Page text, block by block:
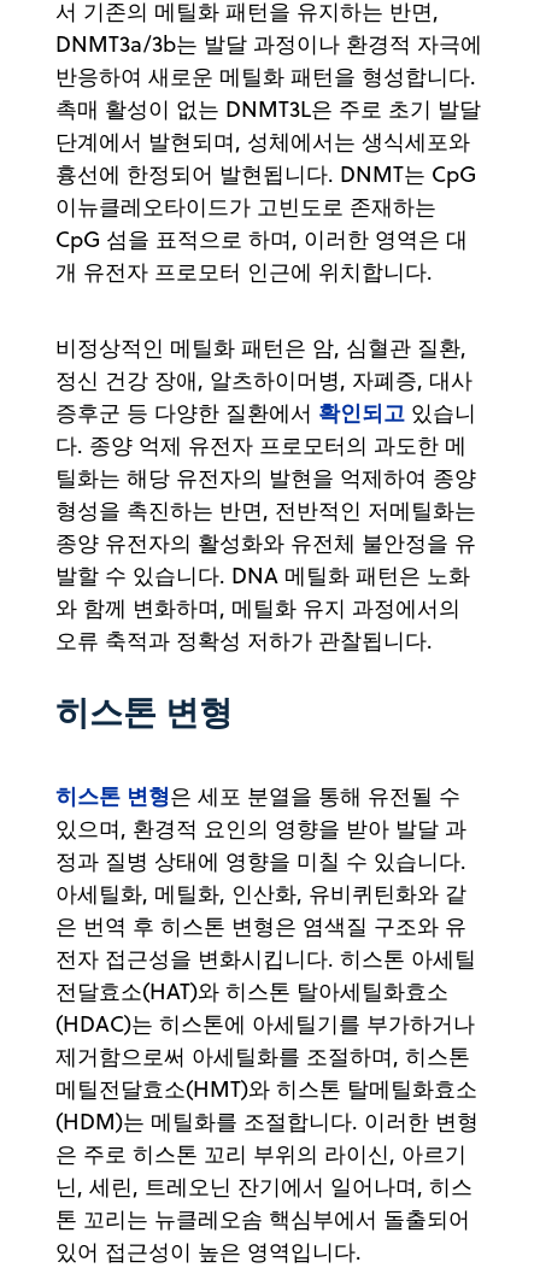
서 기존의 메틸화 패턴을 유지하는 반면,
DNMT3a/3b는 발달 과정이나 환경적 자극에
반응하여 새로운 메틸화 패턴을 형성합니다.
촉매 활성이 없는 DNMT3L은 주로 초기 발달
단계에서 발현되며, 성체에서는 생식세포와
흉선에 한정되어 발현됩니다. DNMT는 CpG
이뉴클레오타이드가 고빈도로 존재하는
CpG 섬을 표적으로 하며, 이러한 영역은 대
개 유전자 프로모터 인근에 위치합니다.
비정상적인 메틸화 패턴은 암, 심혈관 질환,
정신 건강 장애, 알츠하이머병, 자폐증, 대사
증후군 등 다양한 질환에서 확인되고 있습니
다. 종양 억제 유전자 프로모터의 과도한 메
틸화는 해당 유전자의 발현을 억제하여 종양
형성을 촉진하는 반면, 전반적인 저메틸화는
종양 유전자의 활성화와 유전체 불안정을 유
발할 수 있습니다. DNA 메틸화 패턴은 노화
와 함께 변화하며, 메틸화 유지 과정에서의
오류 축적과 정확성 저하가 관찰됩니다.
히스톤 변형
히스톤 변형은 세포 분열을 통해 유전될 수
있으며, 환경적 요인의 영향을 받아 발달 과
정과 질병 상태에 영향을 미칠 수 있습니다.
아세틸화, 메틸화, 인산화, 유비퀴틴화와 같
은 번역 후 히스톤 변형은 염색질 구조와 유
전자 접근성을 변화시킵니다. 히스톤 아세틸
전달효소(HAT)와 히스톤 탈아세틸화효소
(HDAC)는 히스톤에 아세틸기를 부가하거나
제거함으로써 아세틸화를 조절하며, 히스톤
메틸전달효소(HMT)와 히스톤 탈메틸화효소
(HDM)는 메틸화를 조절합니다. 이러한 변형
은 주로 히스톤 꼬리 부위의 라이신, 아르기
닌, 세린, 트레오닌 잔기에서 일어나며, 히스
톤 꼬리는 뉴클레오솜 핵심부에서 돌출되어
있어 접근성이 높은 영역입니다.